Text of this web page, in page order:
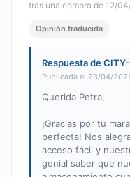
tras una compra de 12/
Opinión traducida
Respuesta de
Publicada el 23/04/
Querida Petra,
¡Gracias por tu
perfecta! Nos
acceso fácil y
genial saber que